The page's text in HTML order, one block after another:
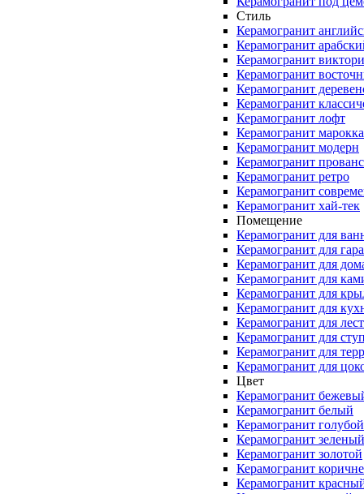
Стиль
Керамогранит
Керамогранит
Керамогранит
Керамогранит
Керамогранит
Керамогранит
Керамогранит лофт
Керамогранит
Керамогранит модерн
Керамогранит прованс
Керамогранит ретро
Керамогранит
Керамогранит хай-тек
Помещение
Керамогранит для
Керамогранит для
Керамогранит для
Керамогранит для
Керамогранит для
Керамогранит для
Керамогранит для
Керамогранит для
Керамогранит для
Керамогранит для
Цвет
Керамогранит
Керамогранит белый
Керамогранит голубой
Керамогранит зеленый
Керамогранит золотой
Керамогранит
Керамогранит